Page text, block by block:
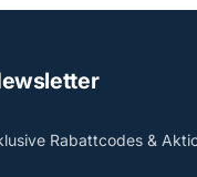
Rabattcodes &